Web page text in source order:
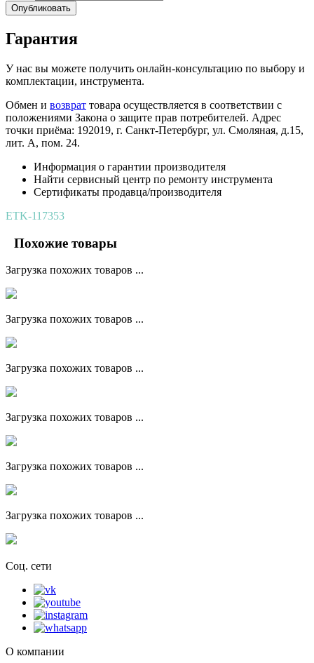
Опубликовать
Гарантия
У нас вы можете получить онлайн-консультацию по выбору и
комплектации, инструмента.
Обмен и возврат товара осуществляется в соответствии с
положениями Закона о защите прав потребителей. Адрес
точки приёма: 192019, г. Санкт-Петербург, ул. Смоляная, д.15,
лит. А, пом. 24.
Информация о гарантии производителя
Найти сервисный центр по ремонту инструмента
Сертификаты продавца/производителя
ETK-117353
Похожие товары
Загрузка похожих товаров ...
Загрузка похожих товаров ...
Загрузка похожих товаров ...
Загрузка похожих товаров ...
Загрузка похожих товаров ...
Загрузка похожих товаров ...
Соц. сети
О компании